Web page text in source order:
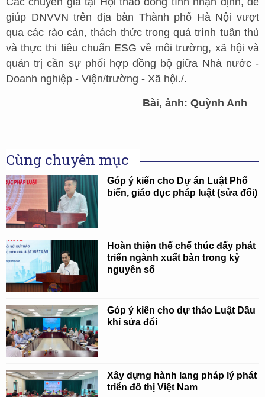
giúp DNVVN trên địa bàn Thành phố Hà Nội vượt
qua các rào cản, thách thức trong quá trình tuân thủ
và thực thi tiêu chuẩn ESG về môi trường, xã hội và
quản trị cần sự phối hợp đồng bộ giữa Nhà nước -
Doanh nghiệp - Viện/trường - Xã hội./.
Bài, ảnh: Quỳnh Anh
Cùng chuyên mục
Góp ý kiến cho Dự án Luật Phổ
biến, giáo dục pháp luật (sửa đổi)
Hoàn thiện thể chế thúc đẩy phát
triển ngành xuất bản trong kỷ
nguyên số
Góp ý kiến cho dự thảo Luật Dầu
khí sửa đổi
Xây dựng hành lang pháp lý phát
triển đô thị Việt Nam